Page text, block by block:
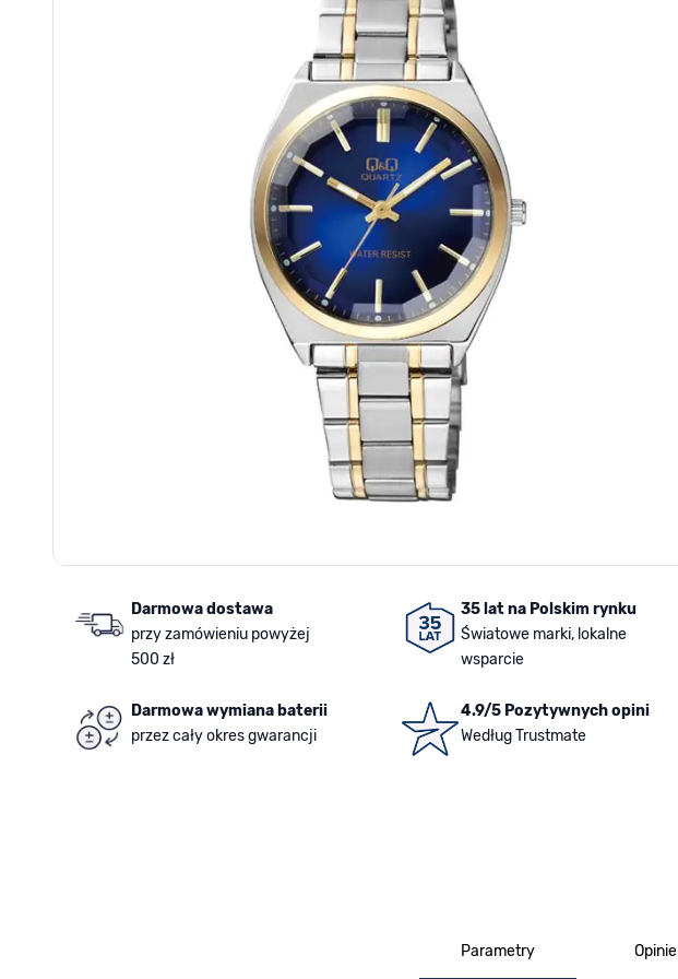
Darmowa dostawa
przy zamówieniu powyżej
500 zł
35 lat na Polskim rynku
Światowe marki, lokalne
wsparcie
Darmowa wymiana baterii
przez cały okres gwarancji
4.9/5 Pozytywnych opini
Według Trustmate
Parametry Opinie